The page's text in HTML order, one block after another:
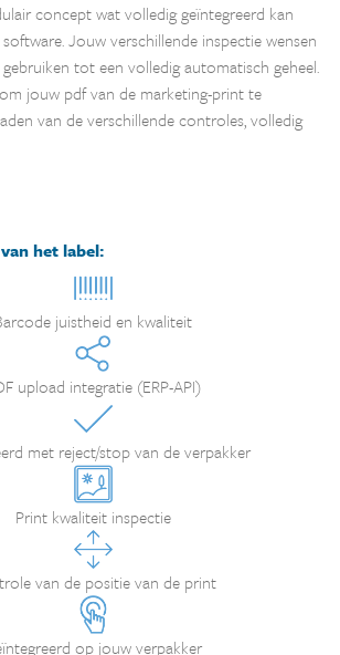
concept wat volledig geïntegreerd kan
Jouw verschillende inspectie wensen
tot een volledig automatisch geheel.
jouw pdf van de marketing-print te
van de verschillende controles, volledig
het label:
juistheid en kwaliteit
upload integratie (ERP-API)
met reject/stop van de verpakker
Print kwaliteit inspectie
van de positie van de print
op jouw verpakker